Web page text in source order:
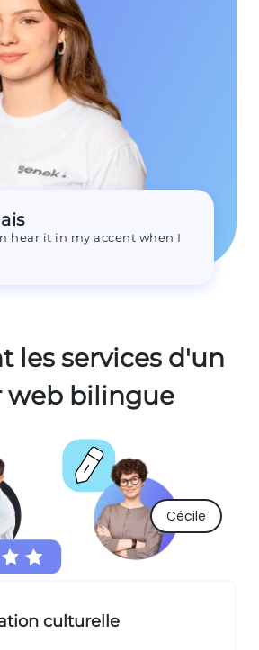
hear it in my accent when I
les services d'un
web bilingue
Cécile
culturelle